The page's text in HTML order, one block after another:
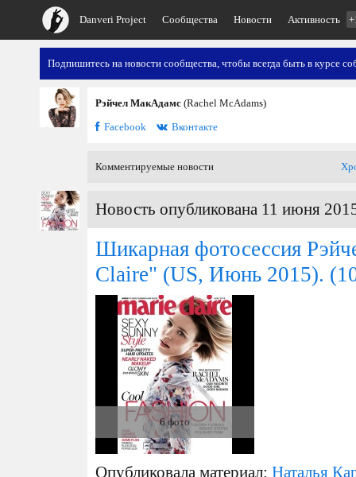
Danveri Project Сообщества Новости Активность
Подпишитесь на новости сообщества, чтобы всегда быть в курсе
Рэйчел МакАдамс (Rachel McAdams)
Facebook
Вконтакте
Комментируемые новости
Новость опубликована 11 июня
Шикарная фотосессия
Claire" (US, Июнь 2015).
6 фото
Опубликовала материал: Наталья